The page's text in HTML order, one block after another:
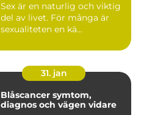
Sex är en naturlig och viktig
del av livet. För många är
sexualiteten en kä...
31. jan
Blåscancer symtom,
diagnos och vägen vidare